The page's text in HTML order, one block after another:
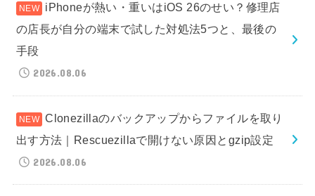
iPhoneが熱い・重いはiOS 26のせい？修理店
の店長が自分の端末で試した対処法5つと、最後の
手段
2026.08.06
Clonezillaのバックアップからファイルを取り
出す方法｜Rescuezillaで開けない原因とgzip設定
2026.08.06